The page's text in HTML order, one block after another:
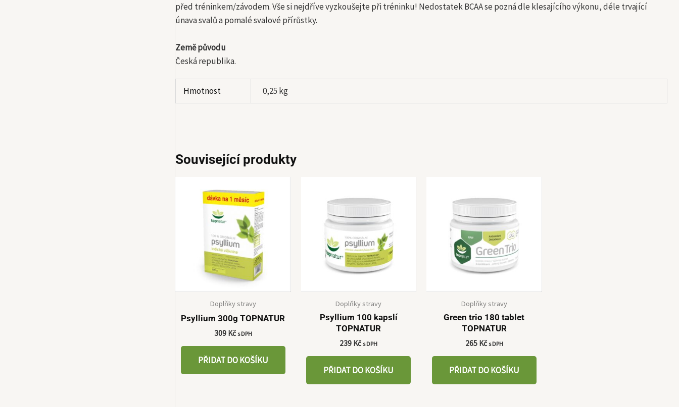
před tréninkem/závodem. Vše si nejdříve vyzkoušejte při tréninku! Nedostatek BCAA se pozná dle klesajícího výkonu, déle trvající
únava svalů a pomalé svalové přírůstky.
Země původu
Česká republika.
Hmotnost 0,25 kg
Související produkty
Doplňky stravy
Psyllium 300g TOPNATUR
309 Kč s DPH
PŘIDAT DO KOŠÍKU
Doplňky stravy
Psyllium 100 kapslí
TOPNATUR
239 Kč s DPH
PŘIDAT DO KOŠÍKU
Doplňky stravy
Green trio 180 tablet
TOPNATUR
265 Kč s DPH
PŘIDAT DO KOŠÍKU